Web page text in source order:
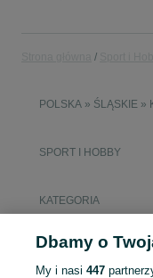
POLSKA » ŚLĄSKIE »
SPORT I HOBBY
KATEGORIA
rower author
Dbamy o
My i nasi 447